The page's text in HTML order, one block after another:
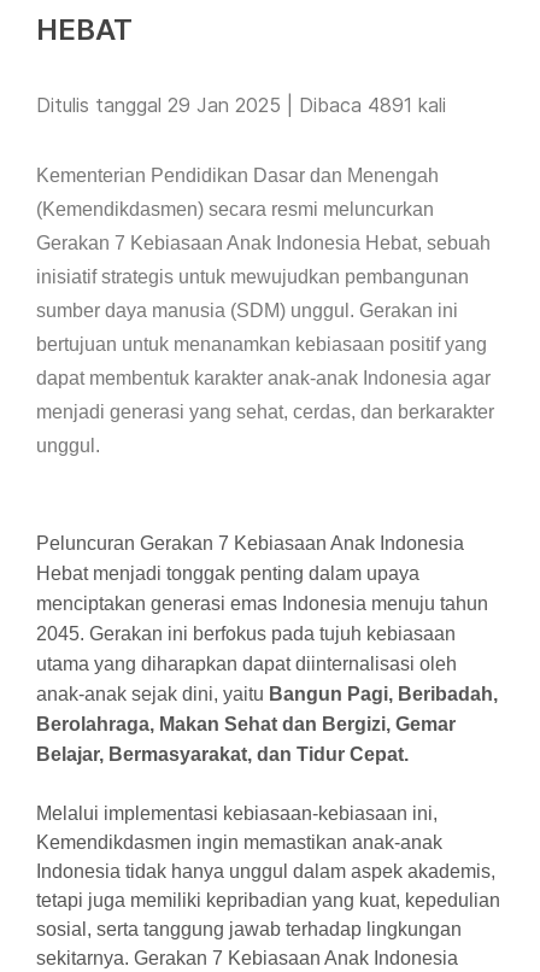
HEBAT
Ditulis tanggal 29 Jan 2025 | Dibaca 4891 kali
Kementerian Pendidikan Dasar dan Menengah
(Kemendikdasmen) secara resmi meluncurkan
Gerakan 7 Kebiasaan Anak Indonesia Hebat, sebuah
inisiatif strategis untuk mewujudkan pembangunan
sumber daya manusia (SDM) unggul. Gerakan ini
bertujuan untuk menanamkan kebiasaan positif yang
dapat membentuk karakter anak-anak Indonesia agar
menjadi generasi yang sehat, cerdas, dan berkarakter
unggul.
Peluncuran Gerakan 7 Kebiasaan Anak Indonesia
Hebat menjadi tonggak penting dalam upaya
menciptakan generasi emas Indonesia menuju tahun
2045. Gerakan ini berfokus pada tujuh kebiasaan
utama yang diharapkan dapat diinternalisasi oleh
anak-anak sejak dini, yaitu Bangun Pagi, Beribadah,
Berolahraga, Makan Sehat dan Bergizi, Gemar
Belajar, Bermasyarakat, dan Tidur Cepat.
Melalui implementasi kebiasaan-kebiasaan ini,
Kemendikdasmen ingin memastikan anak-anak
Indonesia tidak hanya unggul dalam aspek akademis,
tetapi juga memiliki kepribadian yang kuat, kepedulian
sosial, serta tanggung jawab terhadap lingkungan
sekitarnya. Gerakan 7 Kebiasaan Anak Indonesia